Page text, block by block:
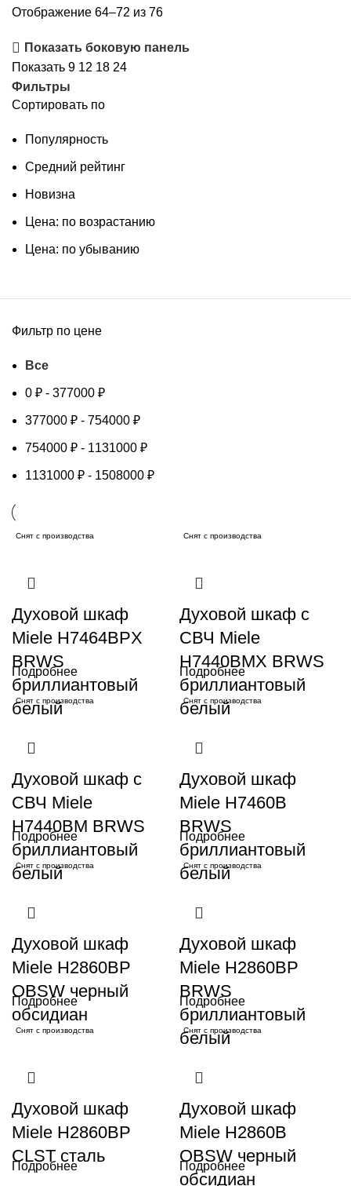
Отображение 64–72 из 76Сортировка:
недавние
Показать боковую панель
Показать 9 12 18 24
Фильтры
Сортировать по
Популярность
Средний рейтинг
Новизна
Цена: по возрастанию
Цена: по убыванию
Фильтр по цене
Все
0 ₽ - 377000 ₽
377000 ₽ - 754000 ₽
754000 ₽ - 1131000 ₽
1131000 ₽ - 1508000 ₽
Снят с производства
Духовой шкаф
Miele H7464BPX
BRWS
бриллиантовый
белый
Подробнее
Снят с производства
Духовой шкаф с
СВЧ Miele
H7440BMX BRWS
бриллиантовый
белый
Подробнее
Снят с производства
Духовой шкаф с
СВЧ Miele
H7440BM BRWS
бриллиантовый
белый
Подробнее
Снят с производства
Духовой шкаф
Miele H7460B
BRWS
бриллиантовый
белый
Подробнее
Снят с производства
Духовой шкаф
Miele H2860BP
OBSW черный
обсидиан
Подробнее
Снят с производства
Духовой шкаф
Miele H2860BP
BRWS
бриллиантовый
белый
Подробнее
Снят с производства
Духовой шкаф
Miele H2860BP
CLST сталь
Подробнее
Снят с производства
Духовой шкаф
Miele H2860B
OBSW черный
обсидиан
Подробнее